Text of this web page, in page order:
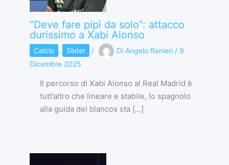
“Deve fare pipì da solo”: attacco
durissimo a Xabi Alonso
Calcio , Slider / Di Angelo Ranieri / 9
Dicembre 2025
Il percorso di Xabi Alonso al Real Madrid è
tutt’altro che lineare e stabile, lo spagnolo
alla guida dei blancos sta […]